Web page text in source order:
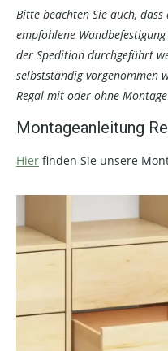
Bitte beachten Sie auch,
empfohlene
der Spedition durchgeführt
selbstständig vorgenommen
Regal mit oder ohne
Montageanleitung
Hier finden Sie unsere